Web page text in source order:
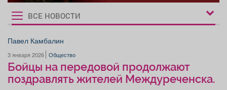
Объявления Недвижимость Услуги
Работа
Рукбрики
новостей
ВСЕ НОВОСТИ
Павел Камбалин
3 января 2026 Общество
Бойцы на передовой продолжают
поздравлять жителей Междуреченска.